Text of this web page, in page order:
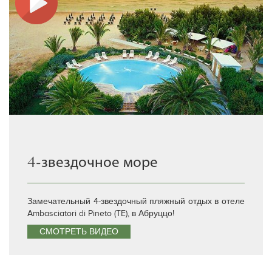
4-звездочное море
Замечательный 4-звездочный пляжный отдых в отеле
Ambasciatori di Pineto (TE), в Абруццо!
СМОТРЕТЬ ВИДЕО